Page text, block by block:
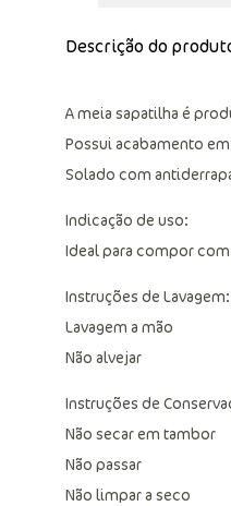
Descrição do
A meia sapatilha é
Possui acabamento
Solado com
Indicação de uso:
Ideal para compor
Instruções de Lavagem:
Lavagem a mão
Não alvejar
Instruções de
Não secar em tambor
Não passar
Não limpar a seco